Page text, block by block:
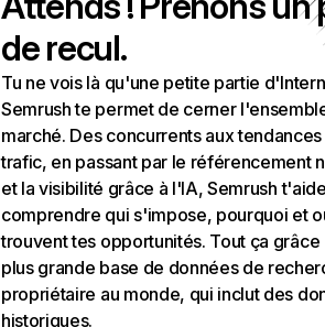
de recul.
Tu ne vois là qu'une petite partie
Semrush te permet de cerner
marché. Des concurrents aux
trafic, en passant par le référencement
et la visibilité grâce à l'IA, Semrush
comprendre qui s'impose, pourquoi et
trouvent tes opportunités. Tout ça grâce
plus grande base de données de
propriétaire au monde, qui inclut des
historiques.